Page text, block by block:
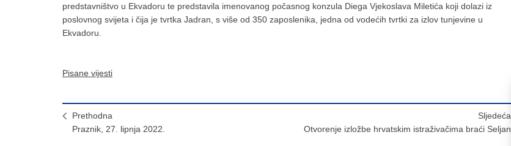
predstavništvo u Ekvadoru te predstavila imenovanog počasnog konzula Diega Vjekoslava Miletića koji dolazi iz
poslovnog svijeta i čija je tvrtka Jadran, s više od 350 zaposlenika, jedna od vodećih tvrtki za izlov tunjevine u
Ekvadoru.
Pisane vijesti
Prethodna
Praznik, 27. lipnja 2022.
Sljedeća
Otvorenje izložbe hrvatskim istraživačima braći Seljan